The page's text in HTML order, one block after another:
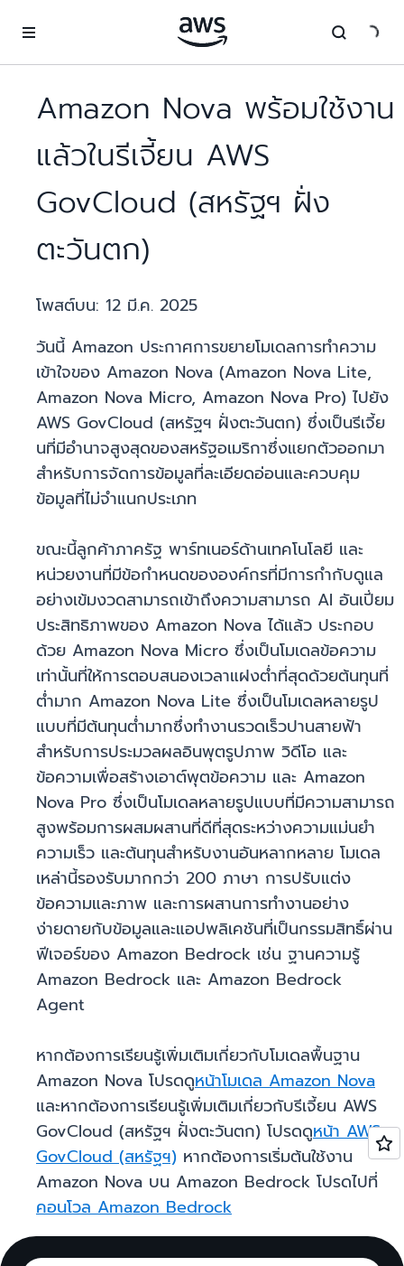
Amazon Nova พร้อมใช้งาน
แล้วในรีเจี้ยน AWS
GovCloud (สหรัฐฯ ฝั่ง
ตะวันตก)
โพสต์บน: 12 มี.ค. 2025
วันนี้ Amazon ประกาศการขยายโมเดลการทำความ
เข้าใจของ Amazon Nova (Amazon Nova Lite,
Amazon Nova Micro, Amazon Nova Pro) ไปยัง
AWS GovCloud (สหรัฐฯ ฝั่งตะวันตก) ซึ่งเป็นรีเจี้ย
นที่มีอำนาจสูงสุดของสหรัฐอเมริกาซึ่งแยกตัวออกมา
สำหรับการจัดการข้อมูลที่ละเอียดอ่อนและควบคุม
ข้อมูลที่ไม่จำแนกประเภท
ขณะนี้ลูกค้าภาครัฐ พาร์ทเนอร์ด้านเทคโนโลยี และ
หน่วยงานที่มีข้อกำหนดขององค์กรที่มีการกำกับดูแล
อย่างเข้มงวดสามารถเข้าถึงความสามารถ AI อันเปี่ยม
ประสิทธิภาพของ Amazon Nova ได้แล้ว ประกอบ
ด้วย Amazon Nova Micro ซึ่งเป็นโมเดลข้อความ
เท่านั้นที่ให้การตอบสนองเวลาแฝงต่ำที่สุดด้วยต้นทุนที่
ต่ำมาก Amazon Nova Lite ซึ่งเป็นโมเดลหลายรูป
แบบที่มีต้นทุนต่ำมากซึ่งทำงานรวดเร็วปานสายฟ้า
สำหรับการประมวลผลอินพุตรูปภาพ วิดีโอ และ
ข้อความเพื่อสร้างเอาต์พุตข้อความ และ Amazon
Nova Pro ซึ่งเป็นโมเดลหลายรูปแบบที่มีความสามารถ
สูงพร้อมการผสมผสานที่ดีที่สุดระหว่างความแม่นยำ
ความเร็ว และต้นทุนสำหรับงานอันหลากหลาย โมเดล
เหล่านี้รองรับมากกว่า 200 ภาษา การปรับแต่ง
ข้อความและภาพ และการผสานการทำงานอย่าง
ง่ายดายกับข้อมูลและแอปพลิเคชันที่เป็นกรรมสิทธิ์ผ่าน
ฟีเจอร์ของ Amazon Bedrock เช่น ฐานความรู้
Amazon Bedrock และ Amazon Bedrock
Agent
หากต้องการเรียนรู้เพิ่มเติมเกี่ยวกับโมเดลพื้นฐาน
Amazon Nova โปรดดูหน้าโมเดล Amazon Nova
และหากต้องการเรียนรู้เพิ่มเติมเกี่ยวกับรีเจี้ยน AWS
GovCloud (สหรัฐฯ ฝั่งตะวันตก) โปรดดูหน้า AWS
GovCloud (สหรัฐฯ) หากต้องการเริ่มต้นใช้งาน
Amazon Nova บน Amazon Bedrock โปรดไปที่
คอนโวล Amazon Bedrock